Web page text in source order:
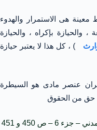
هى الاستمرار والهدوء
والحيازة بإكراه ، والحيازة
) ، كل هذا لا يعتبر حيازة
عنصر مادى هو السيطرة
حق من الحقوق
– ص 450 و 451